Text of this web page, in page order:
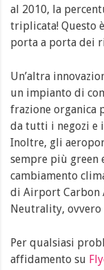
al 2010, la
triplicata! Questo
porta a porta dei
Un’altra
un impianto di
frazione organica
da tutti i negozi e
Inoltre, gli
sempre più green
cambiamento
di Airport Carbon
Neutrality,
Per qualsiasi
affidamento su